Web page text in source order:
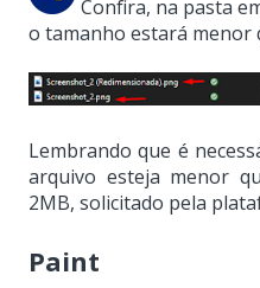
Confira, na pasta
o tamanho estará menor
Lembrando que é
arquivo esteja menor
2MB, solicitado pela
Paint